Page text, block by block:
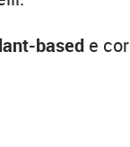
based e